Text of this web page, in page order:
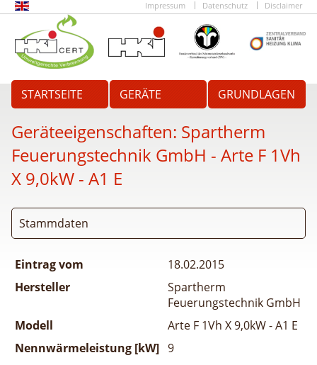
Impressum Datenschutz Disclaimer
STARTSEITE GERÄTE GRUNDLAGEN
Geräteeigenschaften: Spartherm
Feuerungstechnik GmbH - Arte F 1Vh
X 9,0kW - A1 E
Stammdaten
Eintrag vom
18.02.2015
Hersteller
Spartherm
Feuerungstechnik GmbH
Modell
Arte F 1Vh X 9,0kW - A1 E
Nennwärmeleistung [kW] 9